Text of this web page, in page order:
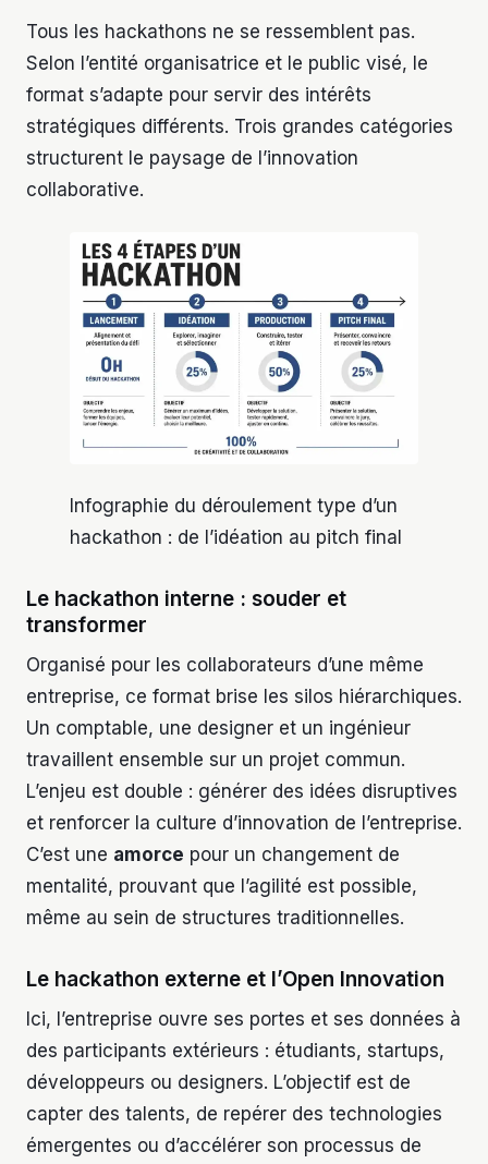
Tous les hackathons ne se ressemblent pas.
Selon l’entité organisatrice et le public visé, le
format s’adapte pour servir des intérêts
stratégiques différents. Trois grandes catégories
structurent le paysage de l’innovation
collaborative.
Infographie du déroulement type d’un
hackathon : de l’idéation au pitch final
Le hackathon interne : souder et
transformer
Organisé pour les collaborateurs d’une même
entreprise, ce format brise les silos hiérarchiques.
Un comptable, une designer et un ingénieur
travaillent ensemble sur un projet commun.
L’enjeu est double : générer des idées disruptives
et renforcer la culture d’innovation de l’entreprise.
C’est une amorce pour un changement de
mentalité, prouvant que l’agilité est possible,
même au sein de structures traditionnelles.
Le hackathon externe et l’Open Innovation
Ici, l’entreprise ouvre ses portes et ses données à
des participants extérieurs : étudiants, startups,
développeurs ou designers. L’objectif est de
capter des talents, de repérer des technologies
émergentes ou d’accélérer son processus de